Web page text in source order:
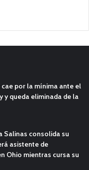
cae por la mínima ante el
y queda eliminada de la
Salinas consolida su
asistente de
Ohio mientras cursa su